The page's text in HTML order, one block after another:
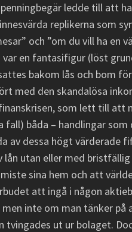
ledde till att
replikerna som
och ”om du vill ha en
var en fantasifigur (löst
bakom lås och bom
med den skandalösa
som lett till att
fall) båda – handlingar
av dessa högt värderade
lån utan eller med
sina hem och att
att ingå i någon
inte om man tänker
tvingades ut ur bolaget.